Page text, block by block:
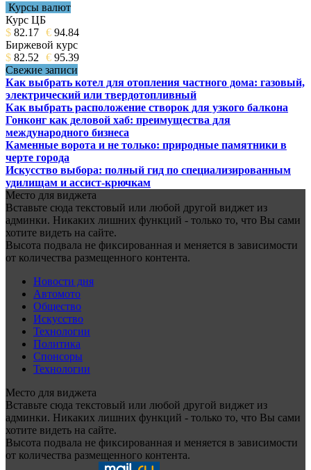
Курсы валют
Курс ЦБ
$ 82.17 € 94.84
Биржевой курс
$ 82.52 € 95.39
Свежие записи
Как выбрать котел для отопления частного дома: газовый,
электрический или твердотопливный
Как выбрать расположение створок для узкого балкона
Гонконг как деловой хаб: преимущества для
международного бизнеса
Каменные ворота и не только: природные памятники в
черте города
Искусство выбора: полный гид по специализированным
удилищам и ассист-крючкам
Место для виджета
Вставьте сюда текстовый или любой другой виджет из
админки. Никаких лишних функций - только то, что Вы сами
хотите видеть на сайте.
Высота подвала не фиксированная и меняется в зависимости
от количества размещенного контента.
Новости дня
Автомото
Общество
Искусство
Технологии
Политика
Спонсоры
Технологии
Место для виджета
Вставьте сюда текстовый или любой другой виджет из
админки. Никаких лишних функций - только то, что Вы сами
хотите видеть на сайте.
Высота подвала не фиксированная и меняется в зависимости
от количества размещенного контента.